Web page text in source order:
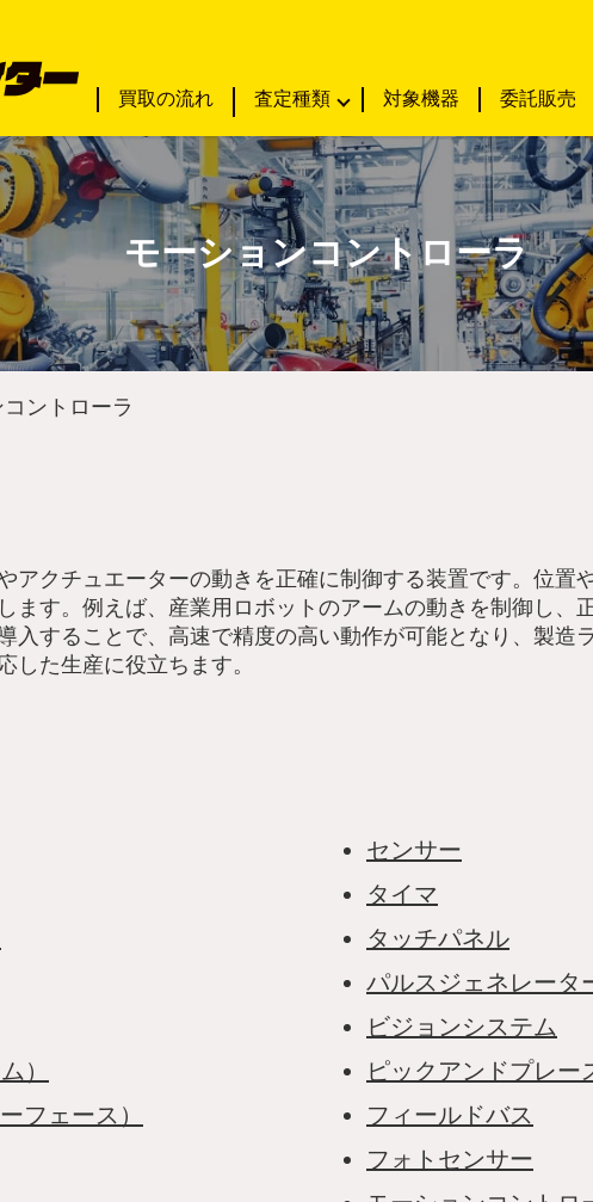
買取の流れ 査定種類 対象機器 委託販売
モーションコントローラ
ントローラ
アクチュエーターの動きを正確に制御する装置です。位置
ます。例えば、産業用ロボットのアームの動きを制御し、
入することで、高速で精度の高い動作が可能となり、製造
した生産に役立ちます。
）
フェース）
センサー
タイマ
タッチパネル
パルスジェネレータ
ビジョンシステム
ピックアンドプレー
フィールドバス
フォトセンサー